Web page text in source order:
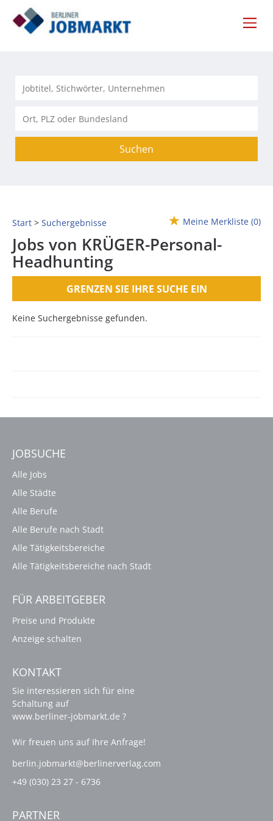
Suchen
Start Suchergebnisse Meine Merkliste (0)
Jobs von KRÜGER-Personal-
Headhunting
GRENZEN SIE IHRE SUCHE EIN
Keine Suchergebnisse gefunden.
JOBSUCHE
Alle Jobs
Alle Städte
Alle Berufe
Alle Berufe nach Stadt
Alle Tätigkeitsbereiche
Alle Tätigkeitsbereiche nach Stadt
FÜR ARBEITGEBER
Preise und Produkte
Anzeige schalten
KONTAKT
Sie interessieren sich für eine
Schaltung auf
www.berliner-jobmarkt.de ?
Wir freuen uns auf Ihre Anfrage!
berlin.jobmarkt@berlinerverlag.com
+49 (030) 23 27 - 6736
PARTNER